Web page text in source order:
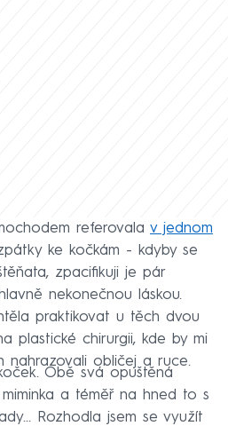
referovala v jednom
ke kočkám - kdyby se
zpacifikuji je pár
nekonečnou láskou.
praktikovat u těch dvou
plastické chirurgii, kde by mi
nahrazovali obličej a ruce.
Obě svá opuštěná
a téměř na hned to s
Rozhodla jsem se využít